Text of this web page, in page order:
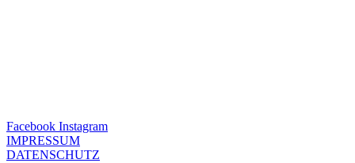
Facebook Instagram
IMPRESSUM
DATENSCHUTZ